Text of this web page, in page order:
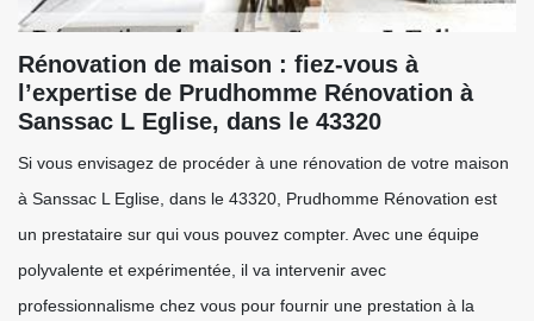
Rénovation de maison : fiez-vous à
l’expertise de Prudhomme Rénovation à
Sanssac L Eglise, dans le 43320
Si vous envisagez de procéder à une rénovation de votre maison
à Sanssac L Eglise, dans le 43320, Prudhomme Rénovation est
un prestataire sur qui vous pouvez compter. Avec une équipe
polyvalente et expérimentée, il va intervenir avec
professionnalisme chez vous pour fournir une prestation à la